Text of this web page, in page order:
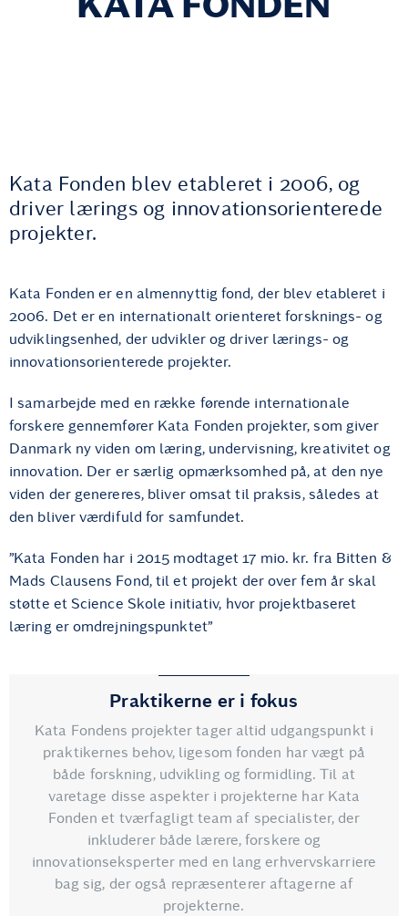
Kata Fonden blev etableret i 2006, og
driver lærings og innovationsorienterede
projekter.
Kata Fonden er en almennyttig fond, der blev etableret i
2006. Det er en internationalt orienteret forsknings- og
udviklingsenhed, der udvikler og driver lærings- og
innovationsorienterede projekter.
I samarbejde med en række førende internationale
forskere gennemfører Kata Fonden projekter, som giver
Danmark ny viden om læring, undervisning, kreativitet og
innovation. Der er særlig opmærksomhed på, at den nye
viden der genereres, bliver omsat til praksis, således at
den bliver værdifuld for samfundet.
”Kata Fonden har i 2015 modtaget 17 mio. kr. fra Bitten &
Mads Clausens Fond, til et projekt der over fem år skal
støtte et Science Skole initiativ, hvor projektbaseret
læring er omdrejningspunktet”
Praktikerne er i fokus
Kata Fondens projekter tager altid udgangspunkt i
praktikernes behov, ligesom fonden har vægt på
både forskning, udvikling og formidling. Til at
varetage disse aspekter i projekterne har Kata
Fonden et tværfagligt team af specialister, der
inkluderer både lærere, forskere og
innovationseksperter med en lang erhvervskarriere
bag sig, der også repræsenterer aftagerne af
projekterne.